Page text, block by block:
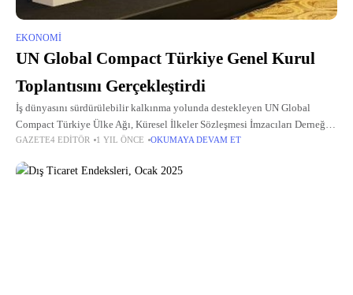
EKONOMI
UN Global Compact Türkiye Genel Kurul
Toplantısını Gerçekleştirdi
İş dünyasını sürdürülebilir kalkınma yolunda destekleyen UN Global
Compact Türkiye Ülke Ağı, Küresel İlkeler Sözleşmesi İmzacıları Derneği,
3.
GAZETE4 EDITÖR 1 YIL ÖNCE OKUMAYA DEVAM ET